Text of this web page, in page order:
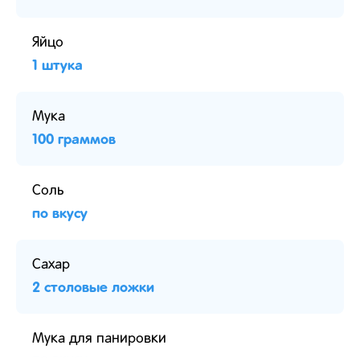
Яйцо
1 штука
Мука
100 граммов
Соль
по вкусу
Сахар
2 столовые ложки
Мука для панировки